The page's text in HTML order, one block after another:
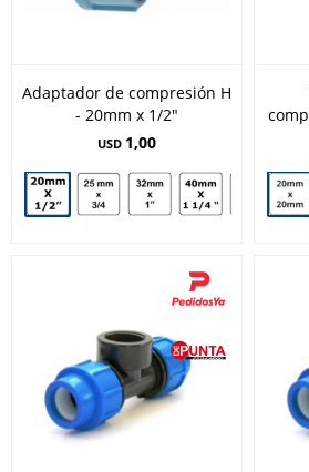
Adaptador de compresión H
- 20mm x 1/2"
USD 1,00